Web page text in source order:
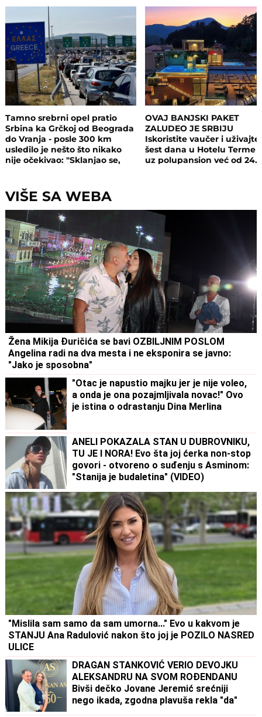
Tamno srebrni opel pratio
Srbina ka Grčkoj od Beograda
do Vranja - posle 300 km
usledilo je nešto što nikako
nije očekivao: "Sklanjao se,
OVAJ BANJSKI PAKET
ZALUDEO JE SRBIJU
Iskoristite vaučer i uživajte
šest dana u Hotelu Terme
uz polupansion već od
VIŠE SA WEBA
Žena Mikija Đuričića se bavi OZBILJNIM POSLOM
Angelina radi na dva mesta i ne eksponira se javno:
"Jako je sposobna"
"Otac je napustio majku jer je nije voleo,
a onda je ona pozajmljivala novac!" Ovo
je istina o odrastanju Dina Merlina
ANELI POKAZALA STAN U DUBROVNIKU,
TU JE I NORA! Evo šta joj ćerka non-stop
govori - otvoreno o suđenju s Asminom:
"Stanija je budaletina" (VIDEO)
"Mislila sam samo da sam umorna..." Evo u kakvom je
STANJU Ana Radulović nakon što joj je POZILO NASRED
ULICE
DRAGAN STANKOVIĆ VERIO DEVOJKU
ALEKSANDRU NA SVOM ROĐENDANU
Bivši dečko Jovane Jeremić srećniji
nego ikada, zgodna plavuša rekla "da"